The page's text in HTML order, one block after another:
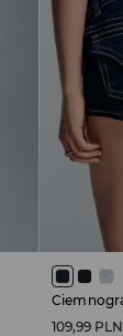
109,99 PLN